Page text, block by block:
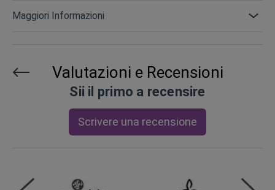
Maggiori Informazioni
Valutazioni e Recensioni
Sii il primo a recensire
Scrivere una recensione